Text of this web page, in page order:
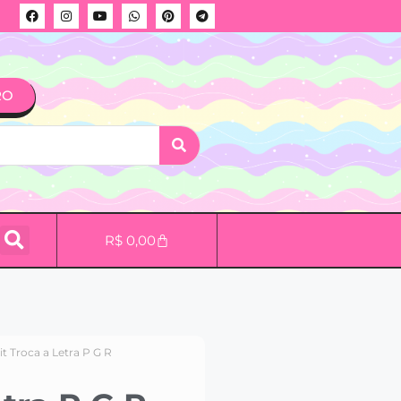
R$ 0,00
Troca a Letra P G R